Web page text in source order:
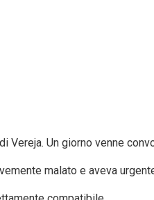
Vereja. Un giorno venne
malato e aveva